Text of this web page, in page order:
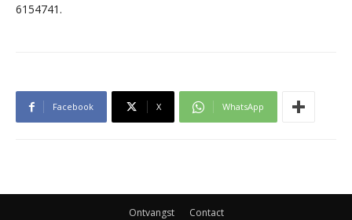
6154741.
Facebook X WhatsApp
Ontvangst Contact